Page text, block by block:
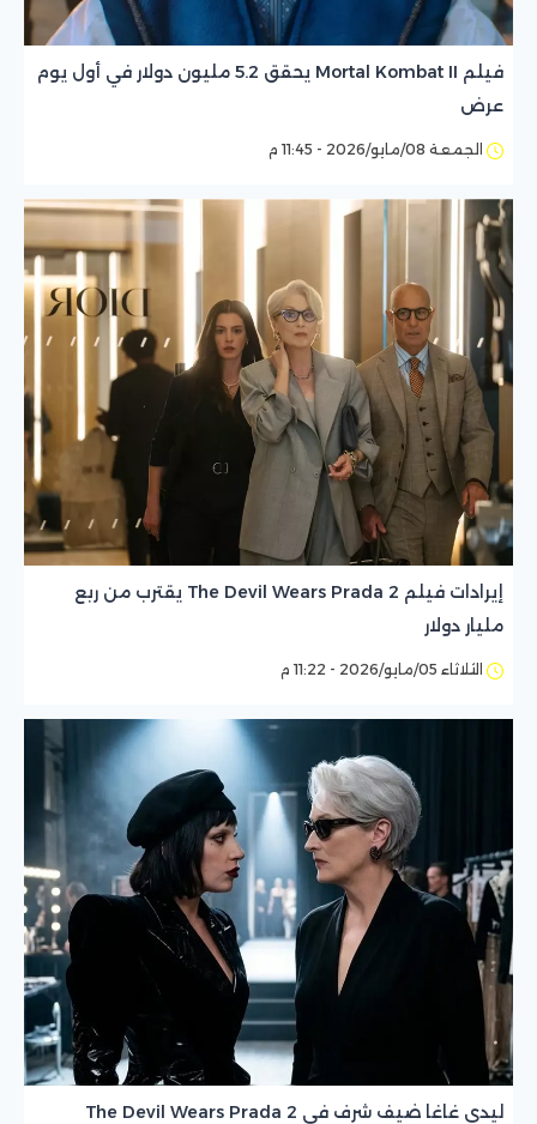
فيلم Mortal Kombat II يحقق 5.2 مليون دولار في أول يوم
عرض
الجمعة 08/مايو/2026 - 11:45 م
إيرادات فيلم The Devil Wears Prada 2 يقترب من ربع
مليار دولار
الثلاثاء 05/مايو/2026 - 11:22 م
ليدي غاغا ضيف شرف في The Devil Wears Prada 2